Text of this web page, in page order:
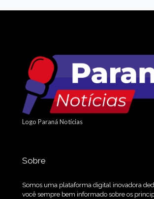
Logo Paraná Notícias
Sobre
Somos uma plataforma digital inovadora
você sempre bem informado sobre os